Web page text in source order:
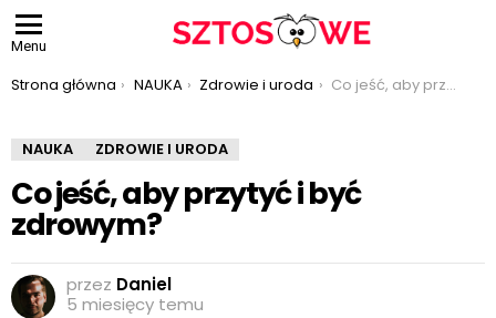
Menu
Jesteś tutaj:
Strona główna NAUKA Zdrowie i uroda Co jeść, aby przytyć i być zdrowym?
NAUKA ZDROWIE I URODA
Co jeść, aby przytyć i być
zdrowym?
przez Daniel
5 miesięcy temu